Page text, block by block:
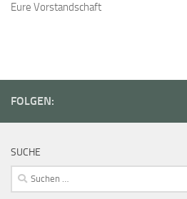
Eure Vorstandschaft
FOLGEN:
SUCHE
Suchen
nach: